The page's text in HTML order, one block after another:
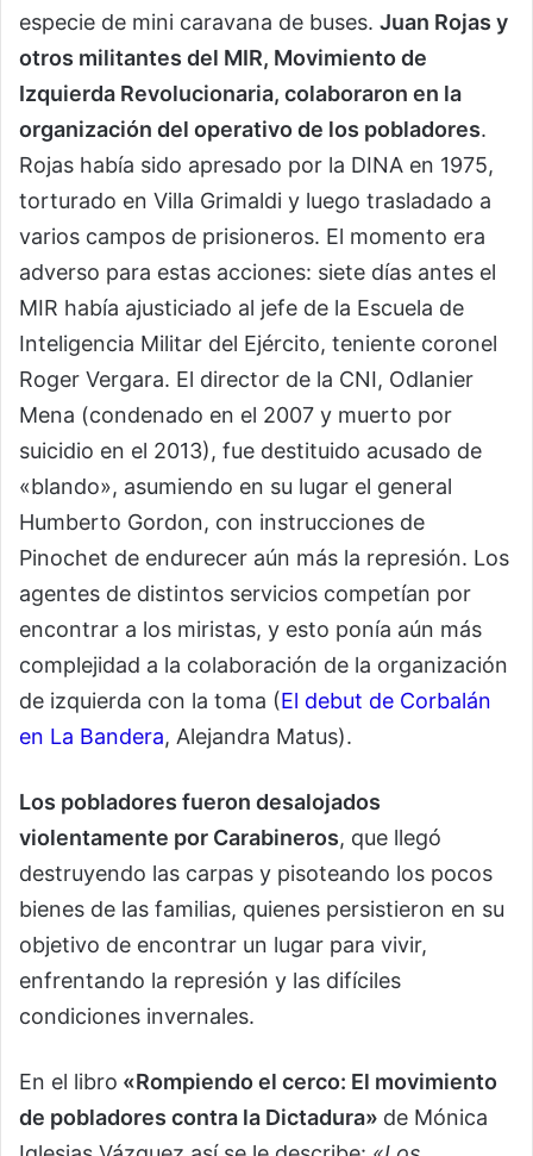
especie de mini caravana de buses. Juan Rojas y
otros militantes del MIR, Movimiento de
Izquierda Revolucionaria, colaboraron en la
organización del operativo de los pobladores.
Rojas había sido apresado por la DINA en 1975,
torturado en Villa Grimaldi y luego trasladado a
varios campos de prisioneros. El momento era
adverso para estas acciones: siete días antes el
MIR había ajusticiado al jefe de la Escuela de
Inteligencia Militar del Ejército, teniente coronel
Roger Vergara. El director de la CNI, Odlanier
Mena (condenado en el 2007 y muerto por
suicidio en el 2013), fue destituido acusado de
«blando», asumiendo en su lugar el general
Humberto Gordon, con instrucciones de
Pinochet de endurecer aún más la represión. Los
agentes de distintos servicios competían por
encontrar a los miristas, y esto ponía aún más
complejidad a la colaboración de la organización
de izquierda con la toma (El debut de Corbalán
en La Bandera, Alejandra Matus).
Los pobladores fueron desalojados
violentamente por Carabineros, que llegó
destruyendo las carpas y pisoteando los pocos
bienes de las familias, quienes persistieron en su
objetivo de encontrar un lugar para vivir,
enfrentando la represión y las difíciles
condiciones invernales.
En el libro «Rompiendo el cerco: El movimiento
de pobladores contra la Dictadura» de Mónica